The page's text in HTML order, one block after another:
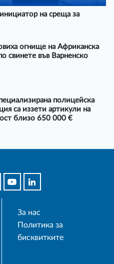
на среща за
огнище на Африканска
свинете във Варненско
полицейска
са иззети артикули на
близо 650 000 €
За нас
Политика за
бисквитките